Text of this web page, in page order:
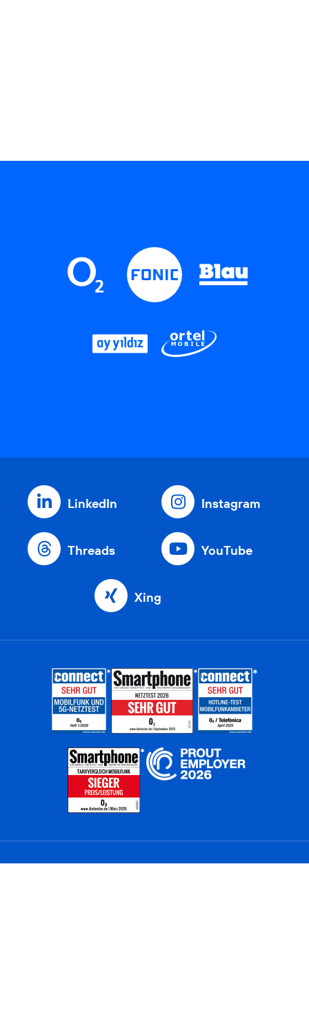
LinkedIn Instagram
Threads YouTube
Xing